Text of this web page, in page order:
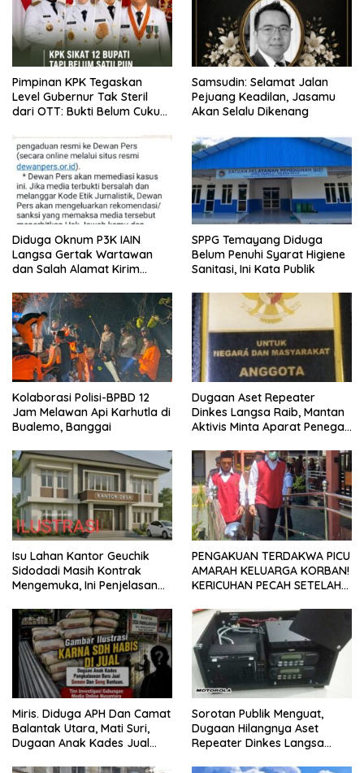
Pimpinan KPK Tegaskan
Level Gubernur Tak Steril
dari OTT: Bukti Belum Cukup,
Samsudin: Selamat Jalan
Pejuang Keadilan, Jasamu
Akan Selalu Dikenang
Diduga Oknum P3K IAIN
Langsa Gertak Wartawan
dan Salah Alamat Kirim
SPPG Temayang Diduga
Belum Penuhi Syarat Higiene
Sanitasi, Ini Kata Publik
Kolaborasi Polisi-BPBD 12
Jam Melawan Api Karhutla di
Bualemo, Banggai
Dugaan Aset Repeater
Dinkes Langsa Raib, Mantan
Aktivis Minta Aparat Penegak
Isu Lahan Kantor Geuchik
Sidodadi Masih Kontrak
Mengemuka, Ini Penjelasan
PENGAKUAN TERDAKWA PICU
AMARAH KELUARGA KORBAN!
KERICUHAN PECAH SETELAH
Miris. Diduga APH Dan Camat
Balantak Utara, Mati Suri,
Dugaan Anak Kades Jual
Sorotan Publik Menguat,
Dugaan Hilangnya Aset
Repeater Dinkes Langsa